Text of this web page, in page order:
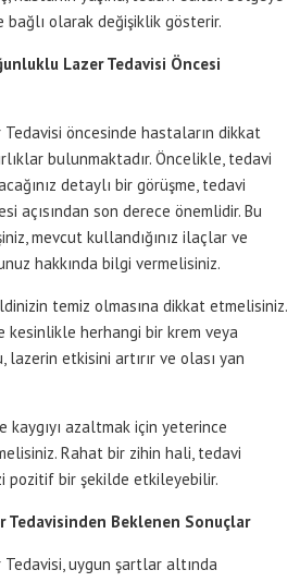
olarak değişiklik gösterir.
Lazer Tedavisi Öncesi
öncesinde hastaların dikkat
bulunmaktadır. Öncelikle, tedavi
detaylı bir görüşme, tedavi
açısından son derece önemlidir. Bu
mevcut kullandığınız ilaçlar ve
hakkında bilgi vermelisiniz.
temiz olmasına dikkat etmelisiniz.
kesinlikle herhangi bir krem veya
lazerin etkisini artırır ve olası yan
kaygıyı azaltmak için yeterince
Rahat bir zihin hali, tedavi
pozitif bir şekilde etkileyebilir.
Tedavisinden Beklenen Sonuçlar
uygun şartlar altında